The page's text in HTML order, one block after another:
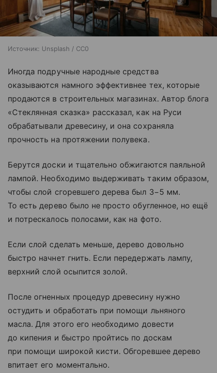
Источник: Unsplash / CC0
Иногда подручные народные средства
оказываются намного эффективнее тех, которые
продаются в строительных магазинах. Автор блога
«Стеклянная сказка» рассказал, как на Руси
обрабатывали древесину, и она сохраняла
прочность на протяжении полувека.
Берутся доски и тщательно обжигаются паяльной
лампой. Необходимо выдерживать таким образом,
чтобы слой сгоревшего дерева был 3−5 мм.
То есть дерево было не просто обугленное, но ещё
и потрескалось полосами, как на фото.
Если слой сделать меньше, дерево довольно
быстро начнет гнить. Если передержать лампу,
верхний слой осыпится золой.
После огненных процедур древесину нужно
остудить и обработать при помощи льняного
масла. Для этого его необходимо довести
до кипения и быстро пройтись по доскам
при помощи широкой кисти. Обгоревшее дерево
впитает его моментально.